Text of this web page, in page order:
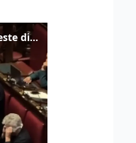
Delmastro, negato l'uso delle chat: le proteste di Avs e M5s